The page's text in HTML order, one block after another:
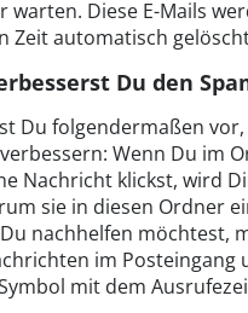
warten. Diese E-Mails
Zeit automatisch
Du den
Du folgendermaßen
Wenn Du im
Nachricht klickst, wird
sie in diesen Ordner
nachhelfen möchtest,
im Posteingang
mit dem